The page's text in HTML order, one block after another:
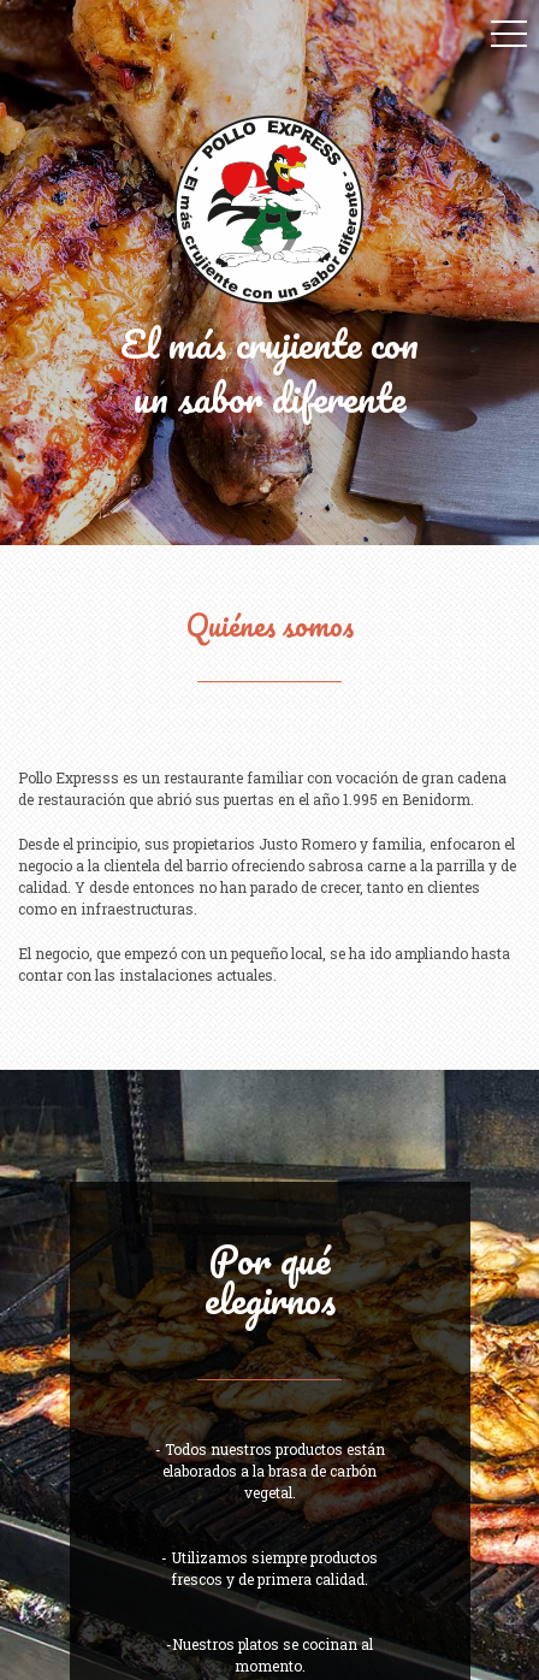
El más crujiente con
un sabor diferente
Quiénes somos
Pollo Expresss es un restaurante familiar con vocación de gran cadena
de restauración que abrió sus puertas en el año 1.995 en Benidorm.
Desde el principio, sus propietarios Justo Romero y familia, enfocaron el
negocio a la clientela del barrio ofreciendo sabrosa carne a la parrilla y de
calidad. Y desde entonces no han parado de crecer, tanto en clientes
como en infraestructuras.
El negocio, que empezó con un pequeño local, se ha ido ampliando hasta
contar con las instalaciones actuales.
Por qué
elegirnos
- Todos nuestros productos están
elaborados a la brasa de carbón
vegetal.
- Utilizamos siempre productos
frescos y de primera calidad.
-Nuestros platos se cocinan al
momento.